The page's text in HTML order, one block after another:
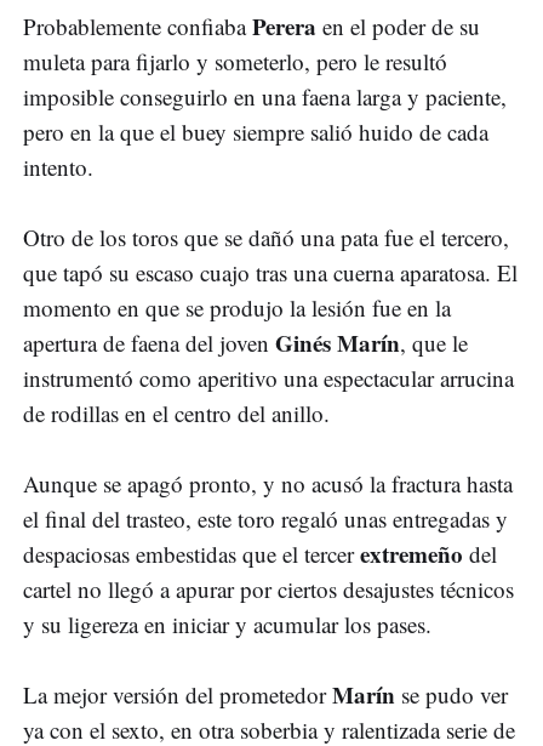
Probablemente confiabaPerera en el poder de su
muleta para fijarlo y someterlo, pero le resultó
imposible conseguirlo en una faena larga y paciente,
pero en la que el buey siempre salió huido de cada
intento.
Otro de los toros que se dañó una pata fue el tercero,
que tapó su escaso cuajo tras una cuerna aparatosa. El
momento en que se produjo la lesión fue en la
apertura de faena del joven Ginés Marín, que le
instrumentó como aperitivo una espectacular arrucina
de rodillas en el centro del anillo.
Aunque se apagó pronto, y no acusó la fractura hasta
el final del trasteo, este toro regaló unas entregadas y
despaciosas embestidas que el tercerextremeño del
cartel no llegó a apurar por ciertos desajustes técnicos
y su ligereza en iniciar y acumular los pases.
La mejor versión del prometedorMarín se pudo ver
ya con el sexto, en otra soberbia y ralentizada serie de